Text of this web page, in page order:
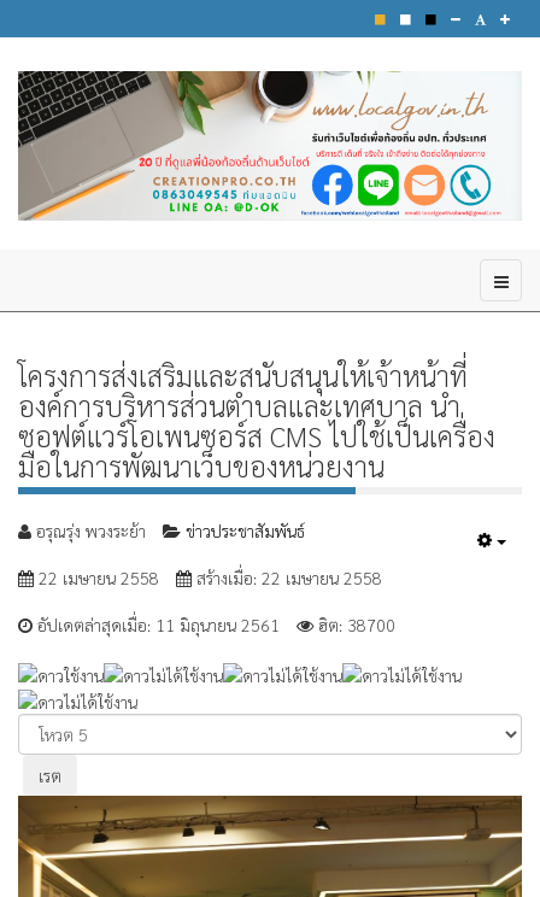
โครงการส่งเสริมและสนับสนุนให้เจ้าหน้าที่
องค์การบริหารส่วนตำบลและเทศบาล นำ
ซอฟต์แวร์โอเพนซอร์ส CMS ไปใช้เป็นเครื่อง
มือในการพัฒนาเว็บของหน่วยงาน
อรุณรุ่ง พวงระย้า ข่าวประชาสัมพันธ์
22 เมษายน 2558 สร้างเมื่อ: 22 เมษายน 2558
อัปเดตล่าสุดเมื่อ: 11 มิถุนายน 2561 ฮิต: 38700
ให้
เรต
สมาชิก:1/5
กรุณา
ให้
คะแนน